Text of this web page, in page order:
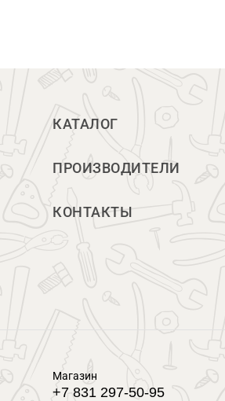
КАТАЛОГ
ПРОИЗВОДИТЕЛИ
КОНТАКТЫ
Магазин
+7 831 297-50-95